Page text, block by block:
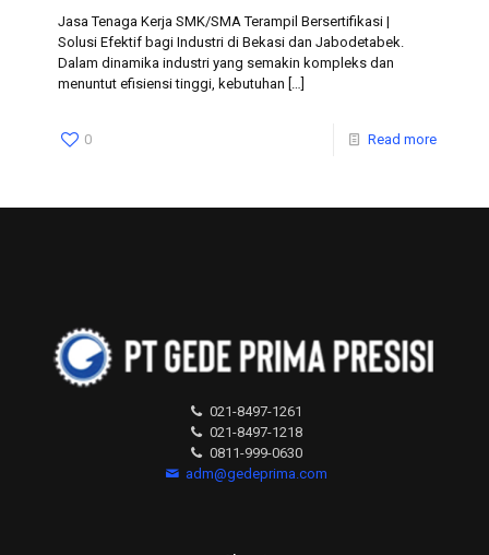
Jasa Tenaga Kerja SMK/SMA Terampil Bersertifikasi |
Solusi Efektif bagi Industri di Bekasi dan Jabodetabek.
Dalam dinamika industri yang semakin kompleks dan
menuntut efisiensi tinggi, kebutuhan […]
0 Read more
021-8497-1261
021-8497-1218
0811-999-0630
adm@gedeprima.com